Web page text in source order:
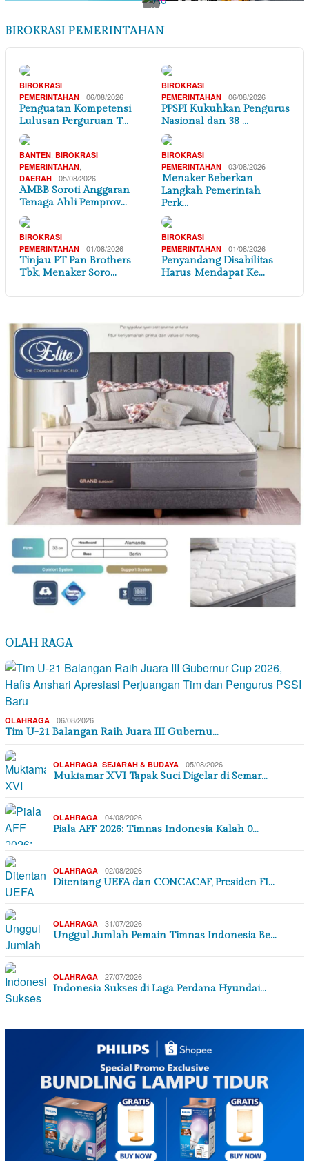
BIROKRASI PEMERINTAHAN
BIROKRASI
PEMERINTAHAN
06/08/2026
Penguatan Kompetensi
Lulusan Perguruan T…
BIROKRASI
PEMERINTAHAN
06/08/2026
PPSPI Kukuhkan Pengurus
Nasional dan 38 …
BANTEN BIROKRASI
PEMERINTAHAN
DAERAH 05/08/2026
AMBB Soroti Anggaran
Tenaga Ahli Pemprov…
BIROKRASI
PEMERINTAHAN
03/08/2026
Menaker Beberkan
Langkah Pemerintah
Perk…
BIROKRASI
PEMERINTAHAN
01/08/2026
Tinjau PT Pan Brothers
Tbk, Menaker Soro…
BIROKRASI
PEMERINTAHAN
01/08/2026
Penyandang Disabilitas
Harus Mendapat Ke…
OLAH RAGA
OLAHRAGA 06/08/2026
Tim U-21 Balangan Raih Juara III Gubernu…
OLAHRAGA, SEJARAH & BUDAYA 05/08/2026
Muktamar XVI Tapak Suci Digelar di Semar…
OLAHRAGA 04/08/2026
Piala AFF 2026: Timnas Indonesia Kalah 0…
OLAHRAGA 02/08/2026
Ditentang UEFA dan CONCACAF, Presiden FI…
OLAHRAGA 31/07/2026
Unggul Jumlah Pemain Timnas Indonesia Be…
OLAHRAGA 27/07/2026
Indonesia Sukses di Laga Perdana Hyundai…
×